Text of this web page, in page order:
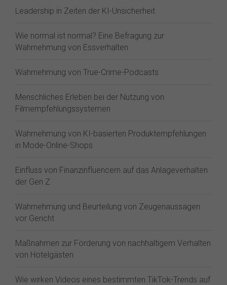
Leadership in Zeiten der KI-Unsicherheit
Wie normal ist normal? Eine Befragung zur
Wahrnehmung von Essverhalten
Wahrnehmung von True-Crime-Podcasts
Menschliches Erleben bei der Nutzung von
Filmempfehlungssystemen
Wahrnehmung von KI-basierten Produktempfehlungen
in Mode-Online-Shops
Einfluss von Finanzinfluencern auf das Anlageverhalten
der Gen Z⁠
Wahrnehmung und Beurteilung von Zeugenaussagen
vor Gericht
Maßnahmen zur Förderung von nachhaltigem Verhalten
von Hotelgästen
Wie wirken Videos eines bestimmten TikTok-Trends auf